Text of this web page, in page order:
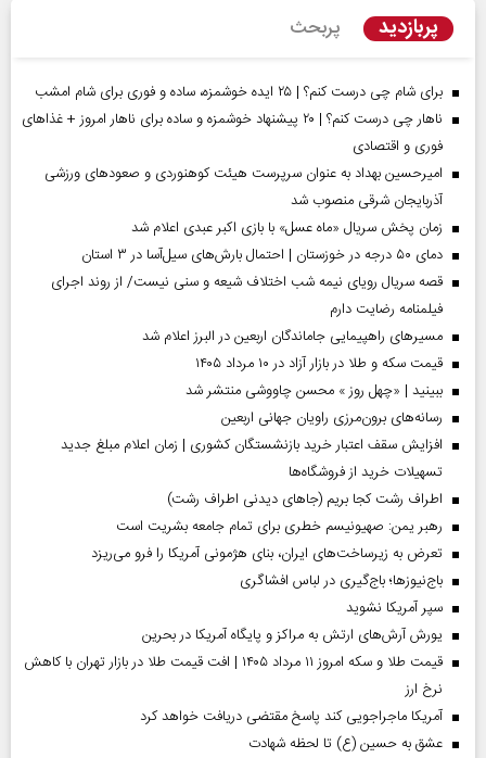
پربازدید پربحث
برای شام چی درست کنم؟ | ۲۵ ایده خوشمزه، ساده و فوری برای شام امشب
ناهار چی درست کنم؟ | ۲۰ پیشنهاد خوشمزه و ساده برای ناهار امروز + غذاهای
فوری و اقتصادی
امیرحسین بهداد به عنوان سرپرست هیئت کوهنوردی و صعودهای ورزشی
آذربایجان شرقی منصوب شد
زمان پخش سریال «ماه عسل» با بازی اکبر عبدی اعلام شد
دمای ۵۰ درجه در خوزستان | احتمال بارش‌های سیل‌آسا در ۳ استان
قصه سریال رویای نیمه شب اختلاف شیعه و سنی نیست/ از روند اجرای
فیلمنامه رضایت دارم
مسیر‌های راهپیمایی جاماندگان اربعین در البرز اعلام شد
قیمت سکه و طلا در بازار آزاد در ۱۰ مرداد ۱۴۰۵
ببینید | «چهل روز » محسن چاووشی منتشر شد
رسانه‌های برون‌مرزی راویان جهانی اربعین
افزایش سقف اعتبار خرید بازنشستگان کشوری | زمان اعلام مبلغ جدید
تسهیلات خرید از فروشگاه‌ها
اطراف رشت کجا بریم (جاهای دیدنی اطراف رشت)
رهبر یمن: صهیونیسم خطری برای تمام جامعه بشریت است
تعرض به زیرساخت‌های ایران، بنای هژمونی آمریکا را فرو می‌ریزد
باج‌نیوزها؛ باج‌گیری در لباس افشاگری
سپر آمریکا نشوید
یورش آرش‌های ارتش به مراکز و پایگاه‌ آمریکا در بحرین
قیمت طلا و سکه امروز ۱۱ مرداد ۱۴۰۵ | افت قیمت طلا در بازار تهران با کاهش
نرخ ارز
آمریکا ماجراجویی کند پاسخ مقتضی دریافت خواهد کرد
عشق به حسین (ع) تا لحظه شهادت